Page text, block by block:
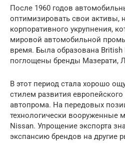
После 1960 годов
оптимизировать свои активы,
корпоративного укрупнения,
мировой автомобильной
время. Была образована British
поглощены бренды Мазерати,
В этот период стала хорошо
стилем развития
автопрома. На передовых
технологически вооруженные
Nissan. Упрощение экспорта
экспансию брендов на другие